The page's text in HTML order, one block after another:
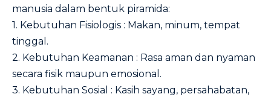
manusia dalam bentuk piramida:
1. Kebutuhan Fisiologis : Makan, minum, tempat
tinggal.
2. Kebutuhan Keamanan : Rasa aman dan nyaman
secara fisik maupun emosional.
3. Kebutuhan Sosial : Kasih sayang, persahabatan,